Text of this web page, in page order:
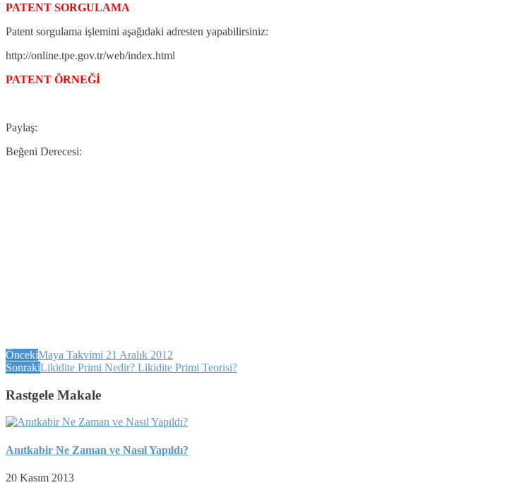
PATENT SORGULAMA
Patent sorgulama işlemini aşağıdaki adresten yapabilirsiniz:
http://online.tpe.gov.tr/web/index.html
PATENT ÖRNEĞİ
Paylaş:
Beğeni Derecesi:
ÖncekiMaya Takvimi 21 Aralık 2012
SonrakiLikidite Primi Nedir? Likidite Primi Teorisi?
Rastgele Makale
Anıtkabir Ne Zaman ve Nasıl Yapıldı?
20 Kasım 2013